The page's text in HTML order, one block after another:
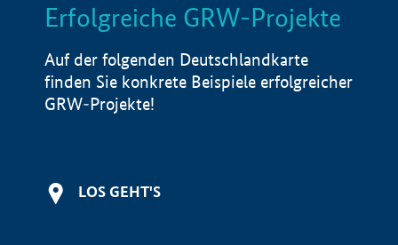
LISTE Info
Erfolgreiche GRW-Projekte
Auf der folgenden Deutschlandkarte
finden Sie konkrete Beispiele erfolgreicher
GRW-Projekte!
LOS GEHT'S